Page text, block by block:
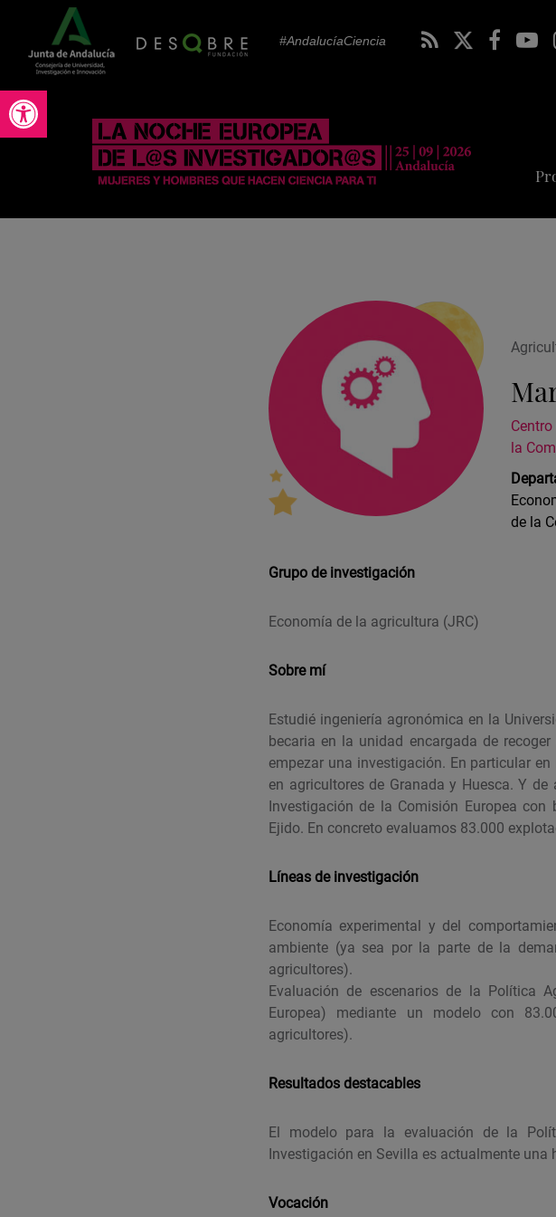
Abrir barra de herramientas
#AndalucíaCiencia
la
de la
Grupo de investigación
Economía de la agricultura (JRC)
Sobre mí
Estudié ingeniería agronómica en la
becaria en la unidad encargada de
empezar una investigación. En particular
en agricultores de Granada y Huesca. Y
Investigación de la Comisión Europea
Ejido. En concreto evaluamos 83.000
Líneas de investigación
Economía experimental y del
ambiente (ya sea por la parte de la
agricultores).
Evaluación de escenarios de la Política
Europea) mediante un modelo con
agricultores).
Resultados destacables
El modelo para la evaluación de la
Investigación en Sevilla es actualmente una
Vocación